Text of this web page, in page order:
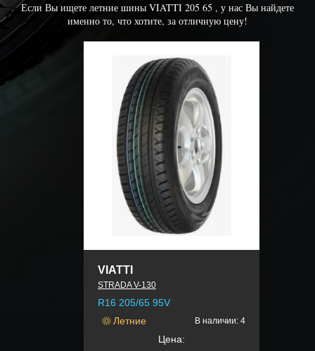
Если Вы ищете летние шины VIATTI 205 65 , у нас Вы найдете
именно то, что хотите, за отличную цену!
VIATTI
STRADA V-130
R16 205/65 95V
Летние
В наличии: 4
Цена: